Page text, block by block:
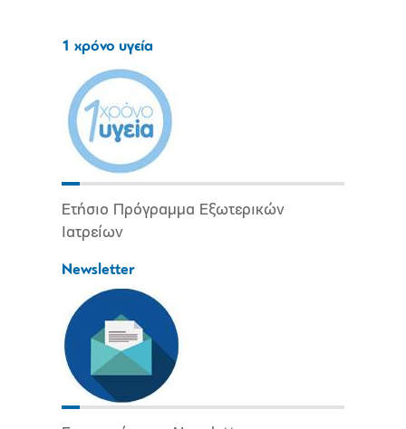
1 χρόνο υγεία
Ετήσιο Πρόγραμμα Εξωτερικών
Ιατρείων
Newsletter